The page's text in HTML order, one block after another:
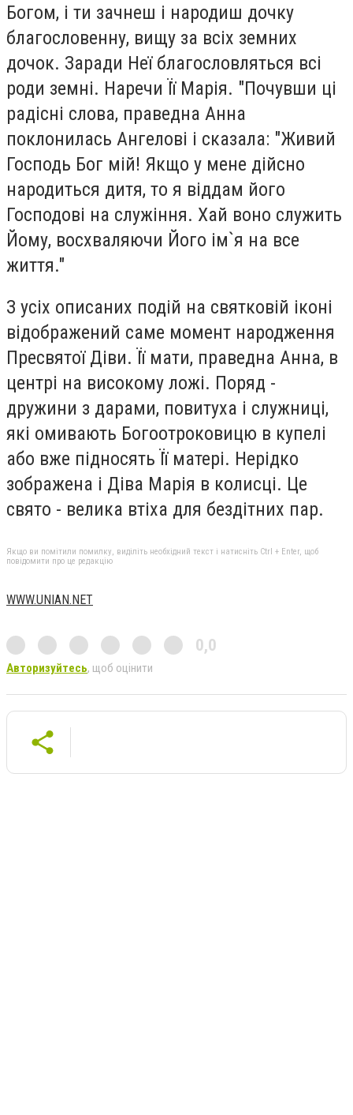
Богом, і ти зачнеш і народиш дочку
благословенну, вищу за всіх земних
дочок. Заради Неї благословляться всі
роди земні. Наречи Її Марія. "Почувши ці
радісні слова, праведна Анна
поклонилась Ангелові і сказала: "Живий
Господь Бог мій! Якщо у мене дійсно
народиться дитя, то я віддам його
Господові на служіння. Хай воно служить
Йому, восхваляючи Його ім`я на все
життя."
З усіх описаних подій на святковій іконі
відображений саме момент народження
Пресвятої Діви. Її мати, праведна Анна, в
центрі на високому ложі. Поряд -
дружини з дарами, повитуха і служниці,
які омивають Богоотроковицю в купелі
або вже підносять Її матері. Нерідко
зображена і Діва Марія в колисці. Це
свято - велика втіха для бездітних пар.
Якщо ви помітили помилку, виділіть необхідний текст і натисніть Ctrl + Enter, щоб
повідомити про це редакцію
WWW.UNIAN.NET
0,0
Авторизуйтесь, щоб оцінити